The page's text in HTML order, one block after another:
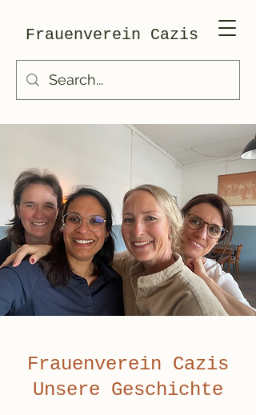
Frauenverein Cazis
Frauenverein Cazis
Unsere Geschichte